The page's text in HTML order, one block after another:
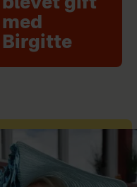
med
Birgitte